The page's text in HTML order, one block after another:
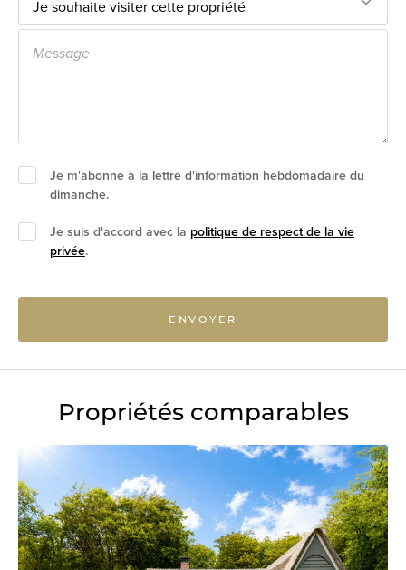
Je m'abonne à la lettre d'information hebdomadaire du
dimanche.
Je suis d'accord avec la politique de respect de la vie
privée.
ENVOYER
Propriétés comparables